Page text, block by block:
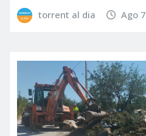
torrent al dia Ago